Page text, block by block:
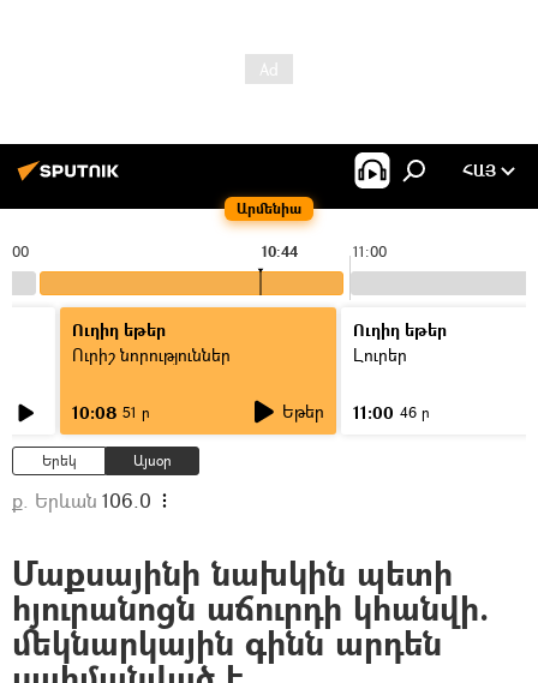
Արմենիա
ՀԱՅ
11:00
10:44
Ուղիղ եթեր
Ուրիշ նորություններ
10:08 51 ր Եթեր
Ուղիղ եթեր
Լուրեր
11:00 46 ր
Երեկ Այսօր
ք. Երևան 106.0
Մաքսայինի նախկին պետի
հյուրանոցն աճուրդի կհանվի.
մեկնարկային գինն արդեն